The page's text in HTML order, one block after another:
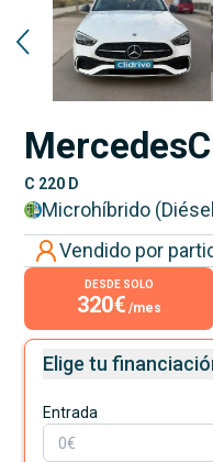
Mercedes
C 220 D
Microhíbrido
Vendido por
DESDE SOLO
320€ /mes
Elige tu
Entrada